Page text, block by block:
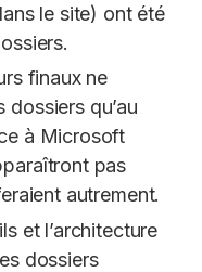
le site) ont été
finaux ne
qu’au
à Microsoft
pas
autrement.
et l’architecture
dossiers